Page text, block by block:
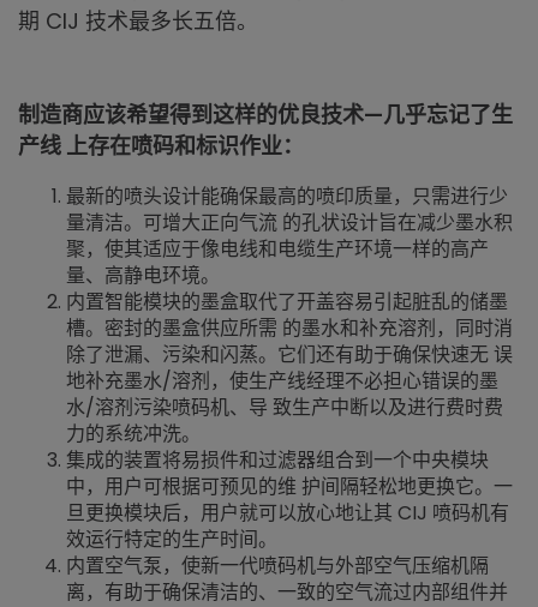
期 CIJ 技术最多长五倍。
制造商应该希望得到这样的优良技术—几乎忘记了生
产线 上存在喷码和标识作业：
最新的喷头设计能确保最高的喷印质量，只需进行少
量清洁。可增大正向气流 的孔状设计旨在减少墨水积
聚，使其适应于像电线和电缆生产环境一样的高产
量、高静电环境。
内置智能模块的墨盒取代了开盖容易引起脏乱的储墨
槽。密封的墨盒供应所需 的墨水和补充溶剂，同时消
除了泄漏、污染和闪蒸。它们还有助于确保快速无 误
地补充墨水/溶剂，使生产线经理不必担心错误的墨
水/溶剂污染喷码机、导 致生产中断以及进行费时费
力的系统冲洗。
集成的装置将易损件和过滤器组合到一个中央模块
中，用户可根据可预见的维 护间隔轻松地更换它。一
旦更换模块后，用户就可以放心地让其 CIJ 喷码机有
效运行特定的生产时间。
内置空气泵，使新一代喷码机与外部空气压缩机隔
离，有助于确保清洁的、一致的空气流过内部组件并